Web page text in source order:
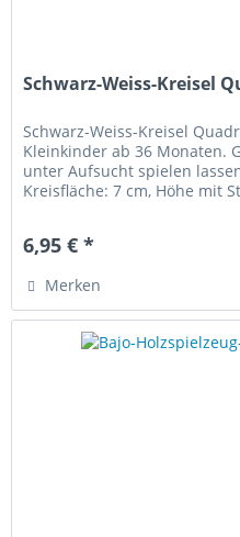
Schwarz-Weiss-Kreisel
Schwarz-Weiss-Kreisel
Kleinkinder ab 36 Monaten.
unter Aufsucht spielen
Kreisfläche: 7 cm, Höhe mit
6,95 € *
Merken